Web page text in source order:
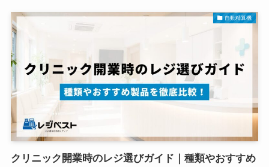
自動精算機
クリニック開業時のレジ選びガイド｜種類やおすすめ